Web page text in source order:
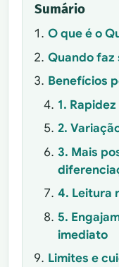
Sumário
O que é o
Quando faz
Benefícios
1.
2.
3. Mais
4. Leitura
5.
imediato
Limites e